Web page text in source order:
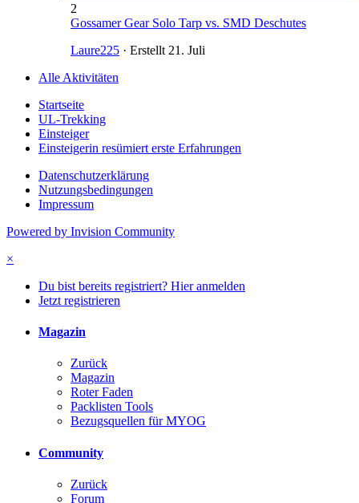
2
Gossamer Gear Solo Tarp vs. SMD Deschutes
Laure225 · Erstellt 21. Juli
Alle Aktivitäten
Startseite
UL-Trekking
Einsteiger
Einsteigerin resümiert erste Erfahrungen
Datenschutzerklärung
Nutzungsbedingungen
Impressum
Powered by Invision Community
×
Du bist bereits registriert? Hier anmelden
Jetzt registrieren
Magazin
Zurück
Magazin
Roter Faden
Packlisten Tools
Bezugsquellen für MYOG
Community
Zurück
Forum